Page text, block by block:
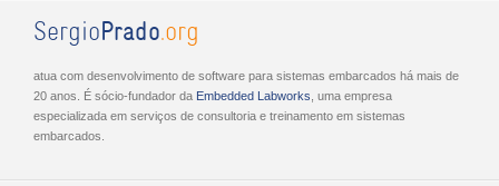
SergioPrado.org
atua com desenvolvimento de software para sistemas embarcados há mais de
20 anos. É sócio-fundador da Embed­ded Lab­works , uma empresa
especializada em serviços de consultoria e treinamento em sistemas
embarcados.